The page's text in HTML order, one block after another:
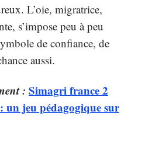
L’oie, migratrice,
s’impose peu à peu
de confiance, de
aussi.
: Simagri france 2
un jeu pédagogique sur